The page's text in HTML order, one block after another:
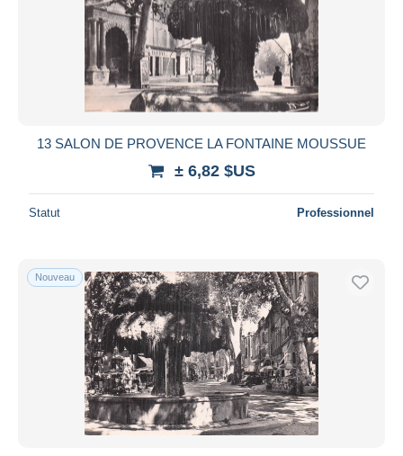
13 SALON DE PROVENCE LA FONTAINE MOUSSUE
± 6,82 $US
Statut Professionnel
Nouveau